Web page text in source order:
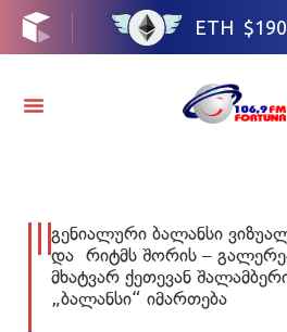
გენიალური ბალანსი
და რიტმს შორის –
მხატვარ ქეთევან
„ბალანსი“ იმართება